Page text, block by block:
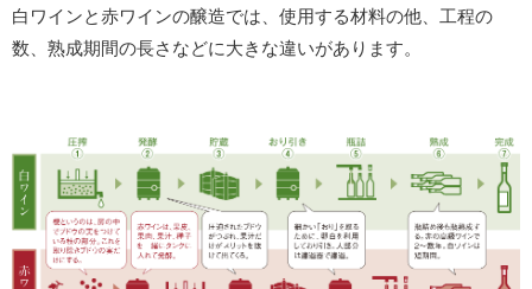
白ワインと赤ワインの醸造では、使用する材料の他、工程の
数、熟成期間の長さなどに大きな違いがあります。